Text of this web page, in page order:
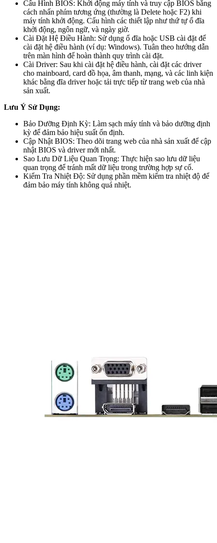
Cấu Hình BIOS: Khởi động máy tính và truy cập BIOS bằng
cách nhấn phím tương ứng (thường là Delete hoặc F2) khi
máy tính khởi động. Cấu hình các thiết lập như thứ tự ổ đĩa
khởi động, ngôn ngữ, và ngày giờ.
Cài Đặt Hệ Điều Hành: Sử dụng ổ đĩa hoặc USB cài đặt để
cài đặt hệ điều hành (ví dụ: Windows). Tuân theo hướng dẫn
trên màn hình để hoàn thành quy trình cài đặt.
Cài Driver: Sau khi cài đặt hệ điều hành, cài đặt các driver
cho mainboard, card đồ họa, âm thanh, mạng, và các linh kiện
khác bằng đĩa driver hoặc tải trực tiếp từ trang web của nhà
sản xuất.
Lưu Ý Sử Dụng:
Bảo Dưỡng Định Kỳ: Làm sạch máy tính và bảo dưỡng định
kỳ để đảm bảo hiệu suất ổn định.
Cập Nhật BIOS: Theo dõi trang web của nhà sản xuất để cập
nhật BIOS và driver mới nhất.
Sao Lưu Dữ Liệu Quan Trọng: Thực hiện sao lưu dữ liệu
quan trọng để tránh mất dữ liệu trong trường hợp sự cố.
Kiểm Tra Nhiệt Độ: Sử dụng phần mềm kiểm tra nhiệt độ để
đảm bảo máy tính không quá nhiệt.